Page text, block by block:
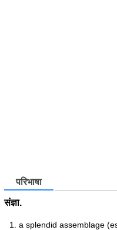
परिभाषा
संज्ञा.
a splendid assemblage